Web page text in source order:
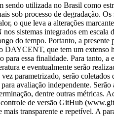
sendo utilizada no Brasil como
sob processo de degradação.
o que leva a alterações
sistemas integrados em
do tempo. Portanto, a
DAYCENT, que tem um extenso
para essa finalidade. Para
e eventualmente serão
parametrizado, serão
avaliação independente.
dentre outras métricas.
de versão GitHub
transparente e repetível. A